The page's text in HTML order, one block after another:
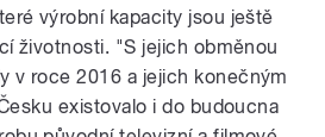
výrobní kapacity jsou ještě
životnosti. "S jejich obměnou
v roce 2016 a jejich konečným
existovalo i do budoucna